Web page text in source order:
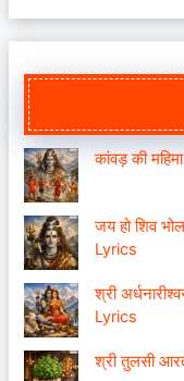
कांवड़ की
जय हो शिव
Lyrics
श्री
Lyrics
श्री तुलसी